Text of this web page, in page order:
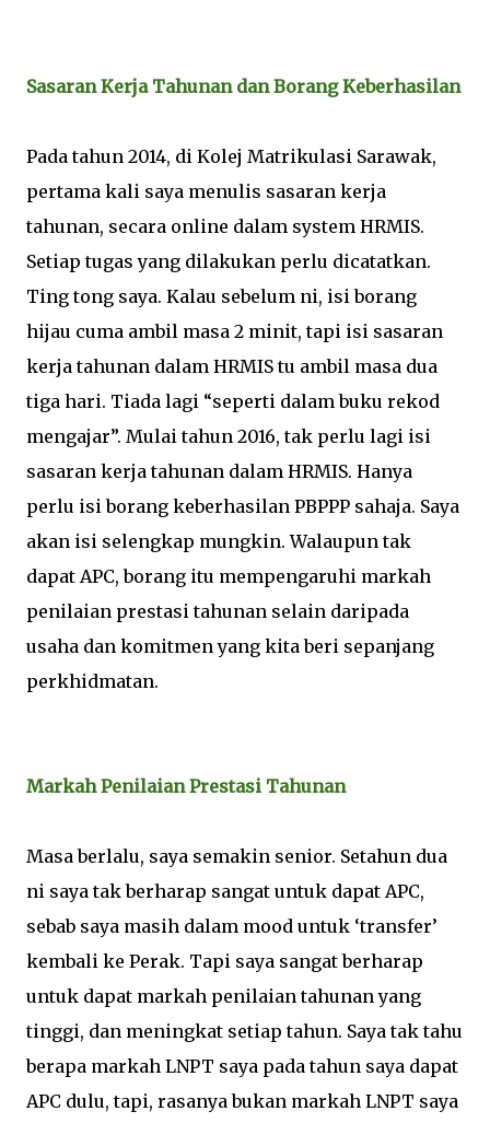
Sasaran Kerja Tahunan dan Borang Keberhasilan
Pada tahun 2014, di Kolej Matrikulasi Sarawak,
pertama kali saya menulis sasaran kerja
tahunan, secara online dalam system HRMIS.
Setiap tugas yang dilakukan perlu dicatatkan.
Ting tong saya. Kalau sebelum ni, isi borang
hijau cuma ambil masa 2 minit, tapi isi sasaran
kerja tahunan dalam HRMIS tu ambil masa dua
tiga hari. Tiada lagi “seperti dalam buku rekod
mengajar”. Mulai tahun 2016, tak perlu lagi isi
sasaran kerja tahunan dalam HRMIS. Hanya
perlu isi borang keberhasilan PBPPP sahaja. Saya
akan isi selengkap mungkin. Walaupun tak
dapat APC, borang itu mempengaruhi markah
penilaian prestasi tahunan selain daripada
usaha dan komitmen yang kita beri sepanjang
perkhidmatan.
Markah Penilaian Prestasi Tahunan
Masa berlalu, saya semakin senior. Setahun dua
ni saya tak berharap sangat untuk dapat APC,
sebab saya masih dalam mood untuk ‘transfer’
kembali ke Perak. Tapi saya sangat berharap
untuk dapat markah penilaian tahunan yang
tinggi, dan meningkat setiap tahun. Saya tak tahu
berapa markah LNPT saya pada tahun saya dapat
APC dulu, tapi, rasanya bukan markah LNPT saya